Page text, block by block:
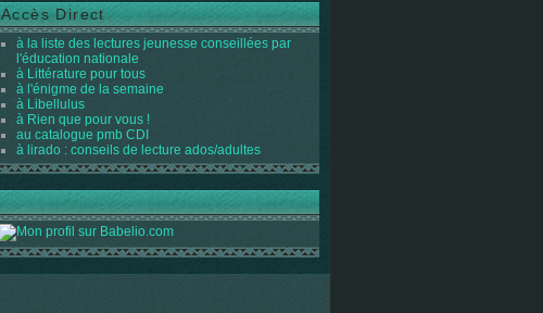
Accès Direct
à la liste des lectures jeunesse conseillées par
l'éducation nationale
à Littérature pour tous
à l'énigme de la semaine
à Libellulus
à Rien que pour vous !
au catalogue pmb CDI
à lirado : conseils de lecture ados/adultes